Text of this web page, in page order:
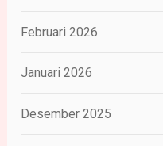
Februari 2026
Januari 2026
Desember 2025